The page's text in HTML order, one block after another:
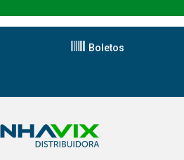
Boletos